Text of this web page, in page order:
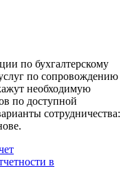
по бухгалтерскому
по сопровождению
необходимую
по доступной
сотрудничества:
в